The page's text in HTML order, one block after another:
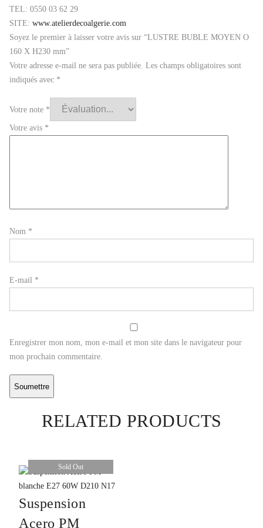
TEL: 0550 03 62 29
SITE: www.atelierdecoalgerie.com
Soyez le premier à laisser votre avis sur “LUSTRE BUBLE MOYEN O
160 X H230 mm”
Votre adresse e-mail ne sera pas publiée. Les champs obligatoires sont
indiqués avec *
Votre note *
Votre avis *
Nom *
E-mail *
Enregistrer mon nom, mon e-mail et mon site dans le navigateur pour
mon prochain commentaire.
RELATED PRODUCTS
Sold Out
Suspension
Acero PM